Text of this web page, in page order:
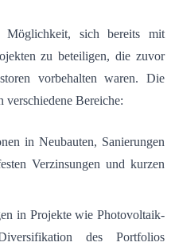
Möglichkeit, sich bereits mit
zu beteiligen, die zuvor
vorbehalten waren. Die
Bereiche:
in Neubauten, Sanierungen
Verzinsungen und kurzen
in Projekte wie Photovoltaik-
des Portfolios